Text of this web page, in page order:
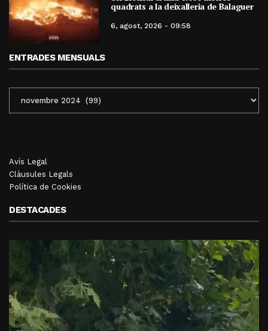
quadrats a la deixalleria de Balaguer
6, agost, 2026 - 09:58
ENTRADES MENSUALS
MENSUALS
Avís Legal
Clàusules Legals
Política de Cookies
DESTACADES